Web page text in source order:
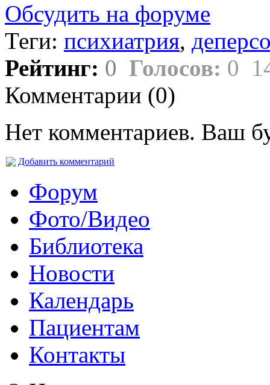
Обсудить на форуме
Теги: психиатрия,
Рейтинг: 0 Голосов: 0
Комментарии (0)
Нет комментариев. Ваш
Добавить комментарий
Форум
Фото/Видео
Библиотека
Новости
Календарь
Пациентам
Контакты